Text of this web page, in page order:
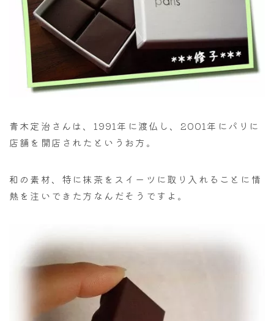
青木定治さんは、1991年に渡仏し、2001年にパリに
店舗を開店されたというお方。
和の素材、特に抹茶をスイーツに取り入れることに情
熱を注いできた方なんだそうですよ。